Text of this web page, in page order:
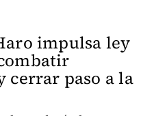
impulsa ley
cerrar paso a la